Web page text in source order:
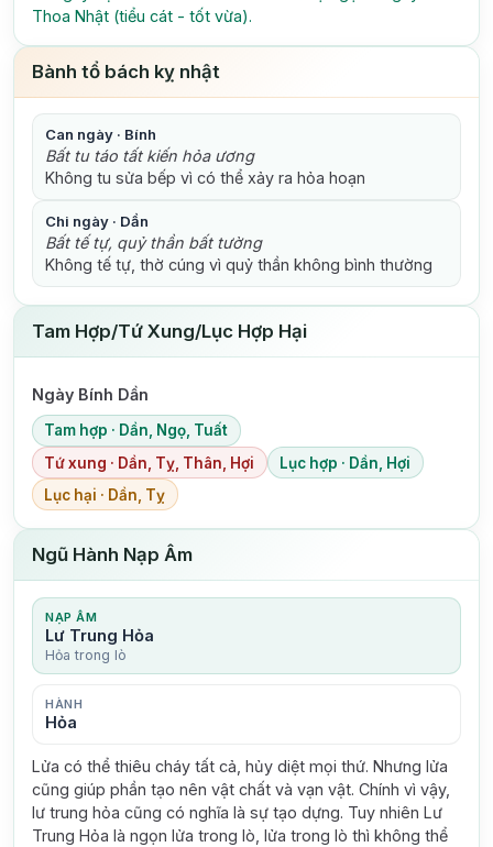
Thoa Nhật (tiểu cát - tốt vừa).
Bành tổ bách kỵ nhật
Can ngày · Bính
Bất tu táo tất kiến hỏa ương
Không tu sửa bếp vì có thể xảy ra hỏa hoạn
Chi ngày · Dần
Bất tế tự, quỷ thần bất tường
Không tế tự, thờ cúng vì quỷ thần không bình thường
Tam Hợp/Tứ Xung/Lục Hợp Hại
Ngày Bính Dần
Tam hợp · Dần, Ngọ, Tuất
Tứ xung · Dần, Tỵ, Thân, Hợi
Lục hợp · Dần, Hợi
Lục hại · Dần, Tỵ
Ngũ Hành Nạp Âm
NẠP ÂM
Lư Trung Hỏa
Hỏa trong lò
HÀNH
Hỏa
Lửa có thể thiêu cháy tất cả, hủy diệt mọi thứ. Nhưng lửa
cũng giúp phần tạo nên vật chất và vạn vật. Chính vì vậy,
lư trung hỏa cũng có nghĩa là sự tạo dựng. Tuy nhiên Lư
Trung Hỏa là ngọn lửa trong lò, lửa trong lò thì không thể